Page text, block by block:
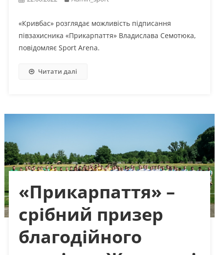
«Кривбас» розглядає можливість підписання
півзахисника «Прикарпаття» Владислава Семотюка,
повідомляє Sport Arena.
Читати далі
«Прикарпаття» –
срібний призер
благодійного